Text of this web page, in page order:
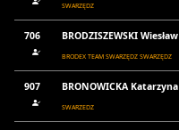
SWARZĘDZ
706 BRODZISZEWSKI Wiesław
BRODEX TEAM SWARZĘDZ SWARZĘDZ
907 BRONOWICKA Katarzyna
SWARZEDZ